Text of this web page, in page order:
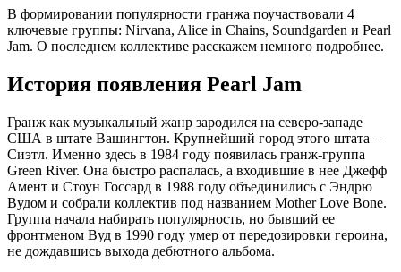
В формировании популярности гранжа поучаствовали 4
ключевые группы: Nirvana, Alice in Chains, Soundgarden и Pearl
Jam. О последнем коллективе расскажем немного подробнее.
История появления Pearl Jam
Гранж как музыкальный жанр зародился на северо-западе
США в штате Вашингтон. Крупнейший город этого штата –
Сиэтл. Именно здесь в 1984 году появилась гранж-группа
Green River. Она быстро распалась, а входившие в нее Джефф
Амент и Стоун Госсард в 1988 году объединились с Эндрю
Вудом и собрали коллектив под названием Mother Love Bone.
Группа начала набирать популярность, но бывший ее
фронтменом Вуд в 1990 году умер от передозировки героина,
не дождавшись выхода дебютного альбома.